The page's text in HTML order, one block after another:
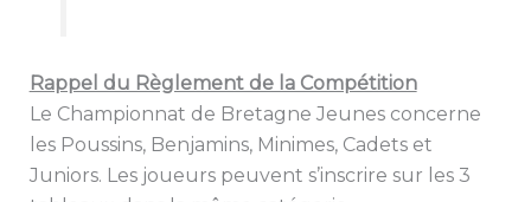
Rappel du Règlement de la Compétition
Le Championnat de Bretagne Jeunes concerne
les Poussins, Benjamins, Minimes, Cadets et
Juniors. Les joueurs peuvent s’inscrire sur les 3